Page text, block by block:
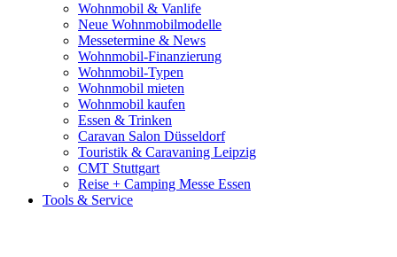
Wohnmobil & Vanlife
Neue Wohnmobilmodelle
Messetermine & News
Wohnmobil-Finanzierung
Wohnmobil-Typen
Wohnmobil mieten
Wohnmobil kaufen
Essen & Trinken
Caravan Salon Düsseldorf
Touristik & Caravaning Leipzig
CMT Stuttgart
Reise + Camping Messe Essen
Tools & Service